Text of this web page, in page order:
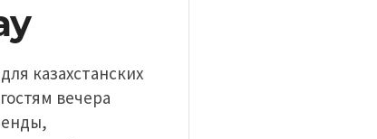
казахстанских
вечера